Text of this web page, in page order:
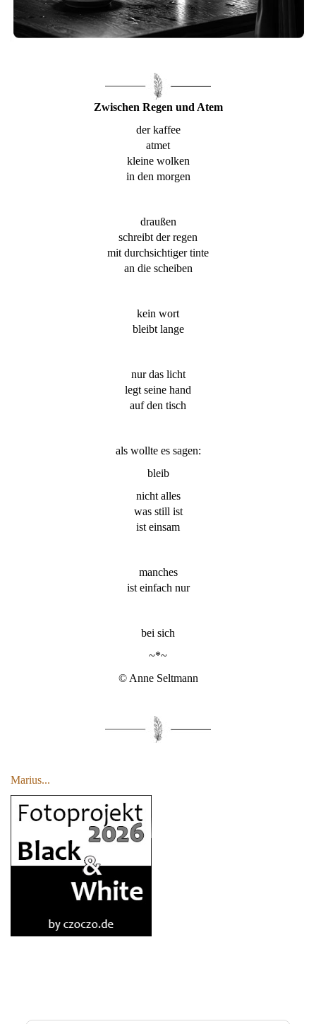
Zwischen Regen und Atem
der kaffee
atmet
kleine wolken
in den morgen
draußen
schreibt der regen
mit durchsichtiger tinte
an die scheiben
kein wort
bleibt lange
nur das licht
legt seine hand
auf den tisch
als wollte es sagen:
bleib
nicht alles
was still ist
ist einsam
manches
ist einfach nur
bei sich
~*~
© Anne Seltmann
Marius...